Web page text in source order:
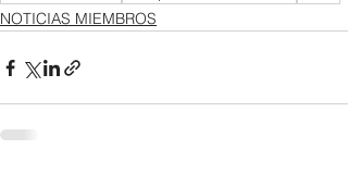
NOTICIAS MIEMBROS